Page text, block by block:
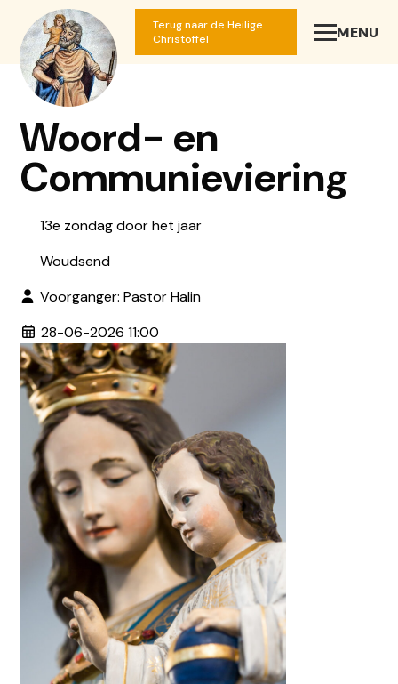
Terug naar de Heilige
Christoffel
MENU
SLUIT
Woord- en
Communieviering
13e zondag door het jaar
Woudsend
Voorganger: Pastor Halin
28-06-2026 11:00